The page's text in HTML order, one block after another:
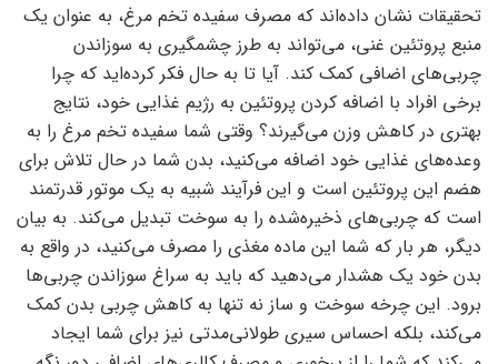
تحقیقات نشان داده‌اند که مصرف سفیده تخم مرغ، به عنوان یک
منبع پروتئین غنی، می‌تواند به طرز چشمگیری به سوزاندن
چربی‌های اضافی کمک کند. آیا تا به حال فکر کرده‌اید که چرا
برخی افراد با اضافه کردن پروتئین به رژیم غذایی خود، نتایج
بهتری در کاهش وزن می‌گیرند؟ وقتی شما سفیده تخم مرغ را به
وعده‌های غذایی خود اضافه می‌کنید، بدن شما در حال تلاش برای
هضم این پروتئین است و این فرآیند شبیه به یک موتور قدرتمند
است که چربی‌های ذخیره‌شده را به سوخت تبدیل می‌کند. به بیان
دیگر، هر بار که شما این ماده مغذی را مصرف می‌کنید، در واقع به
بدن خود یک هشدار می‌دهید که باید به سراغ سوزاندن چربی‌ها
برود. این چرخه سوخت و ساز نه تنها به کاهش چربی بدن کمک
می‌کند، بلکه احساس سیری طولانی‌مدتی نیز برای شما ایجاد